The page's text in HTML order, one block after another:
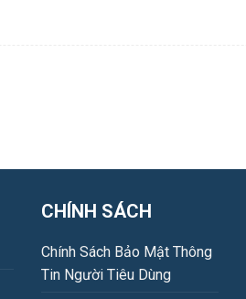
CHÍNH SÁCH
Chính Sách Bảo Mật Thông
Tin Người Tiêu Dùng